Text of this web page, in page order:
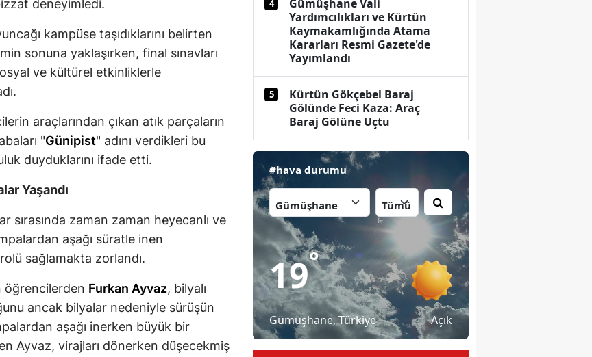
Kütahya
Kahramanmaraş
Nevşehir
Ordu
Rize
Sakarya
deneyimledi.
kampüse taşıdıklarını belirten
sonuna yaklaşırken, final sınavları
ve kültürel etkinliklerle
araçlarından çıkan atık parçaların
"Günipist" adını verdikleri bu
duyduklarını ifade etti.
Yaşandı
sırasında zaman zaman heyecanlı ve
aşağı süratle inen
sağlamakta zorlandı.
öğrencilerden Furkan Ayvaz, bilyalı
ancak bilyalar nedeniyle sürüşün
aşağı inerken büyük bir
Ayvaz, virajları dönerken düşecekmiş
4
Gümüşhane Vali
Yardımcılıkları ve Kürtün
Kaymakamlığında Atama
Kararları Resmi Gazete'de
Yayımlandı
5
Kürtün Gökçebel Baraj
Gölünde Feci Kaza: Araç
Baraj Gölüne Uçtu
#hava durumu
19°
Gümüşhane, Türkiye Açık